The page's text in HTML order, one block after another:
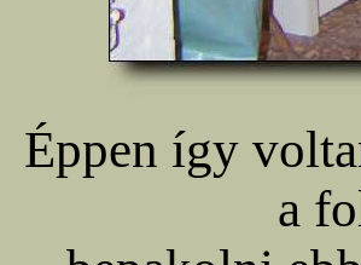
Éppen így
a